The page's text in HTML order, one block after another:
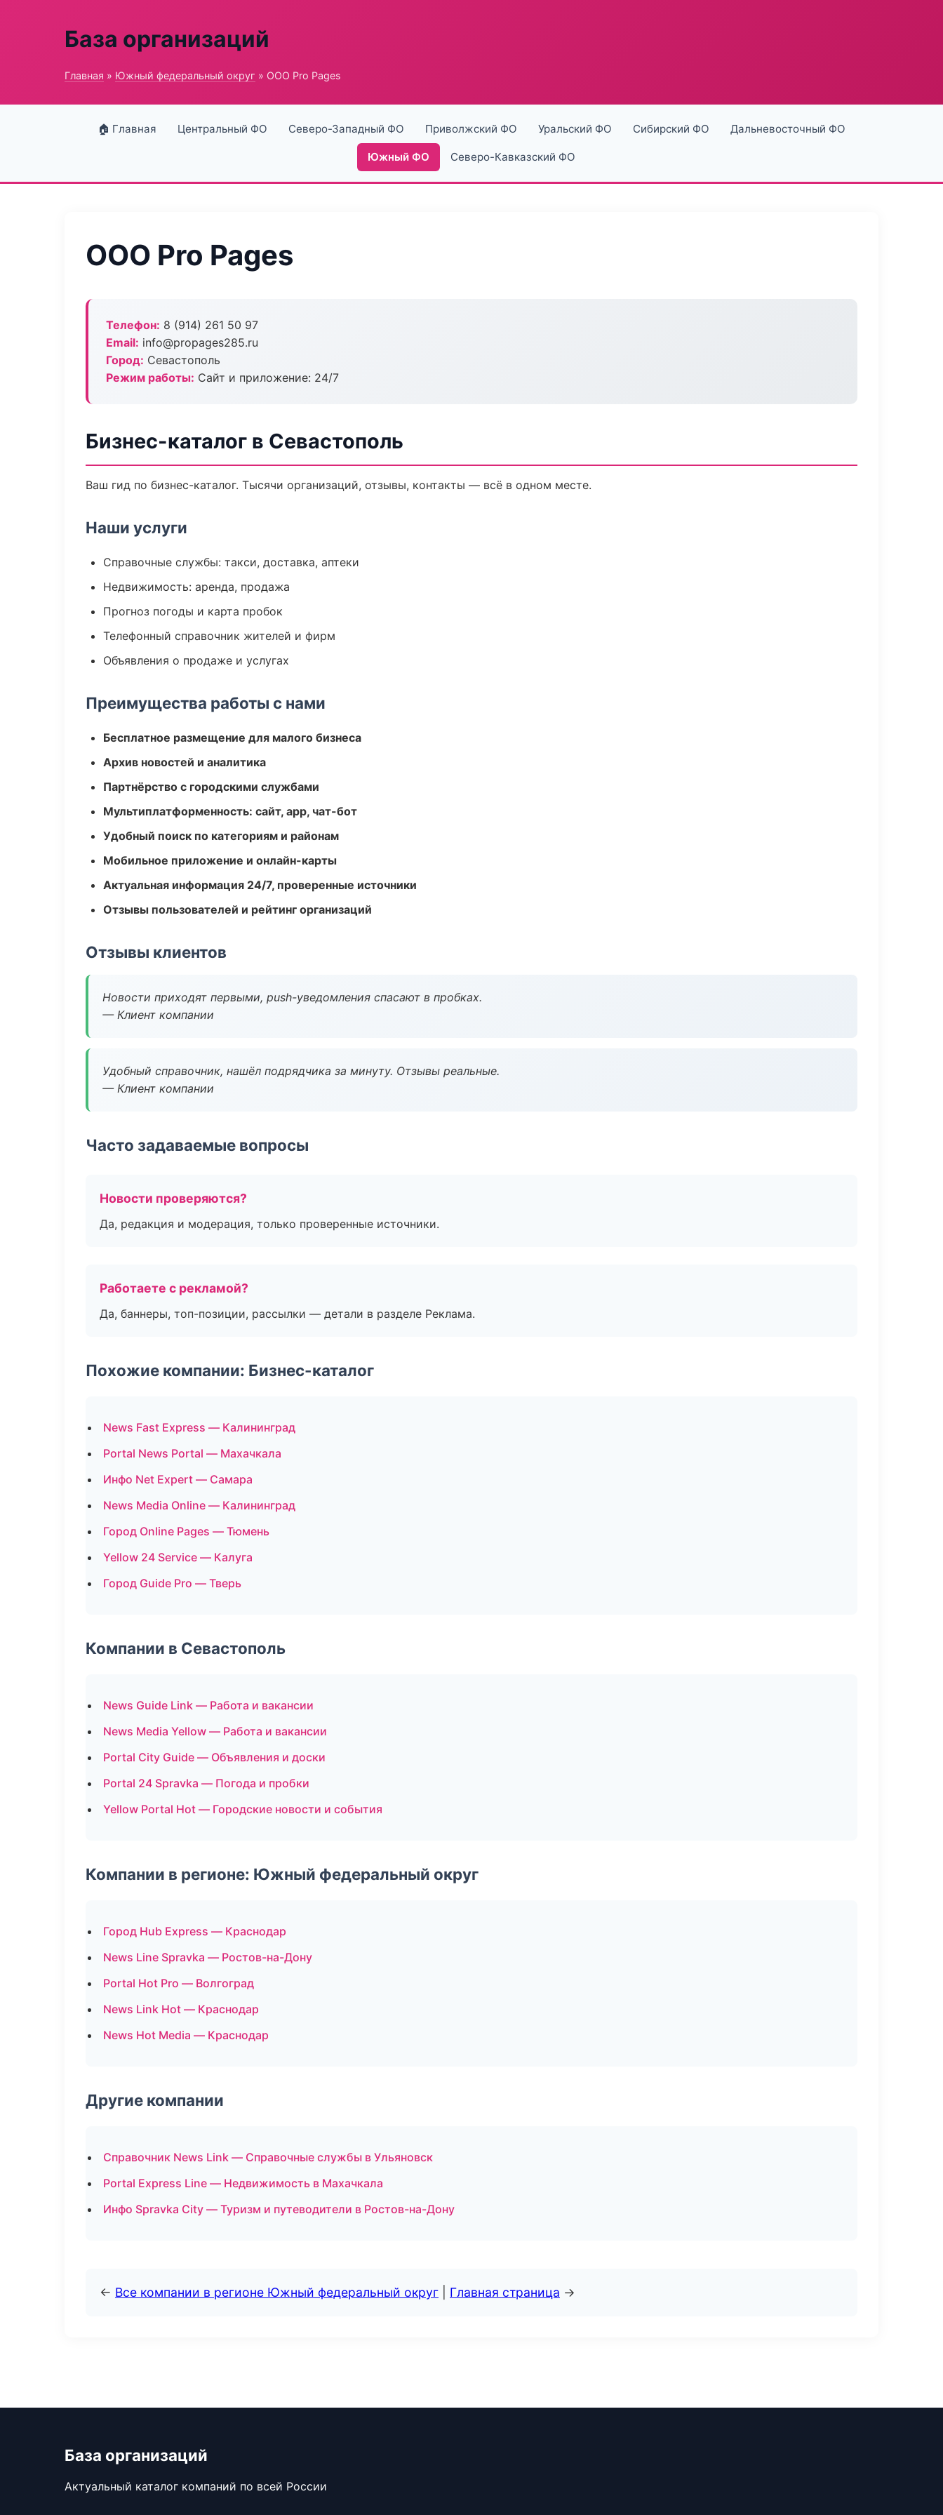
База организаций
Главная » Южный федеральный округ » ООО Pro Pages
🏠 Главная Центральный ФО Северо-Западный ФО Приволжский ФО Уральский ФО Сибирский ФО Дальневосточный ФО
Южный ФО Северо-Кавказский ФО
ООО Pro Pages
Телефон: 8 (914) 261 50 97
Email: info@propages285.ru
Город: Севастополь
Режим работы: Сайт и приложение: 24/7
Бизнес-каталог в Севастополь
Ваш гид по бизнес-каталог. Тысячи организаций, отзывы, контакты — всё в одном месте.
Наши услуги
Справочные службы: такси, доставка, аптеки
Недвижимость: аренда, продажа
Прогноз погоды и карта пробок
Телефонный справочник жителей и фирм
Объявления о продаже и услугах
Преимущества работы с нами
Бесплатное размещение для малого бизнеса
Архив новостей и аналитика
Партнёрство с городскими службами
Мультиплатформенность: сайт, app, чат-бот
Удобный поиск по категориям и районам
Мобильное приложение и онлайн-карты
Актуальная информация 24/7, проверенные источники
Отзывы пользователей и рейтинг организаций
Отзывы клиентов
Новости приходят первыми, push-уведомления спасают в пробках.
— Клиент компании
Удобный справочник, нашёл подрядчика за минуту. Отзывы реальные.
— Клиент компании
Часто задаваемые вопросы
Новости проверяются?
Да, редакция и модерация, только проверенные источники.
Работаете с рекламой?
Да, баннеры, топ-позиции, рассылки — детали в разделе Реклама.
Похожие компании: Бизнес-каталог
News Fast Express — Калининград
Portal News Portal — Махачкала
Инфо Net Expert — Самара
News Media Online — Калининград
Город Online Pages — Тюмень
Yellow 24 Service — Калуга
Город Guide Pro — Тверь
Компании в Севастополь
News Guide Link — Работа и вакансии
News Media Yellow — Работа и вакансии
Portal City Guide — Объявления и доски
Portal 24 Spravka — Погода и пробки
Yellow Portal Hot — Городские новости и события
Компании в регионе: Южный федеральный округ
Город Hub Express — Краснодар
News Line Spravka — Ростов-на-Дону
Portal Hot Pro — Волгоград
News Link Hot — Краснодар
News Hot Media — Краснодар
Другие компании
Справочник News Link — Справочные службы в Ульяновск
Portal Express Line — Недвижимость в Махачкала
Инфо Spravka City — Туризм и путеводители в Ростов-на-Дону
← Все компании в регионе Южный федеральный округ Главная страница →
База организаций
Актуальный каталог компаний по всей России